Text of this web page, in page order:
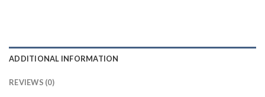
ADDITIONAL INFORMATION
REVIEWS (0)